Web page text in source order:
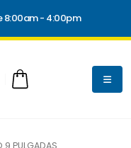
8:00am - 4:00pm
9 PULGADAS